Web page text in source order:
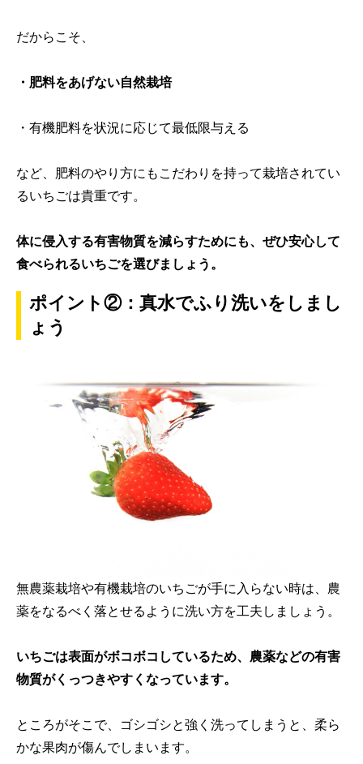
だからこそ、
・肥料をあげない自然栽培
・有機肥料を状況に応じて最低限与える
など、肥料のやり方にもこだわりを持って栽培されてい
るいちごは貴重です。
体に侵入する有害物質を減らすためにも、ぜひ安心して
食べられるいちごを選びましょう。
ポイント②：真水でふり洗いをしまし
ょう
無農薬栽培や有機栽培のいちごが手に入らない時は、農
薬をなるべく落とせるように洗い方を工夫しましょう。
いちごは表面がボコボコしているため、農薬などの有害
物質がくっつきやすくなっています。
ところがそこで、ゴシゴシと強く洗ってしまうと、柔ら
かな果肉が傷んでしまいます。